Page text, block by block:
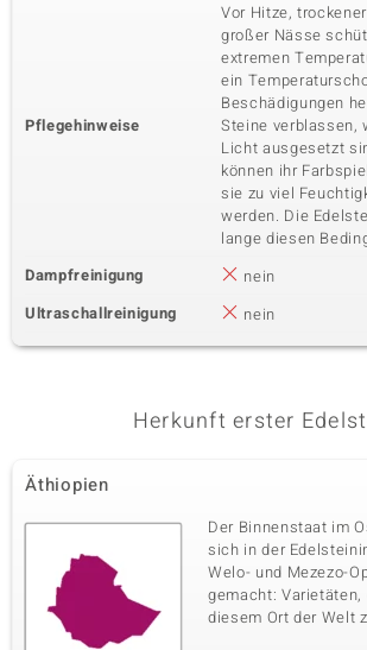
Pflegehinweise
Vor Hitze,
großer Nässe
extremen
ein
Beschädigungen
Steine verblassen,
Licht ausgesetzt
können ihr
sie zu viel
werden. Die
lange diesen
Dampfreinigung
nein
Ultraschallreinigung
nein
Herkunft erster
Äthiopien
Der Binnenstaat im
sich in der
Welo- und Mezezo-
gemacht:
diesem Ort der Welt